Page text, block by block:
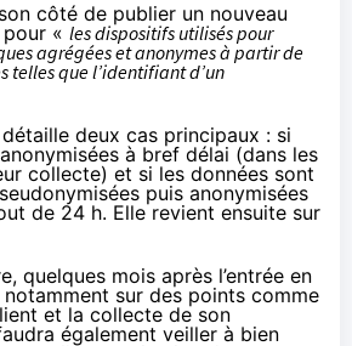
côté de publier un nouveau
« les dispositifs utilisés pour
agrégées et anonymes à partir de
telles que l’identifiant d’un
deux cas principaux : si
à bref délai (dans les
collecte) et si les données sont
puis anonymisées
de 24 h. Elle revient ensuite sur
quelques mois après l’entrée en
notamment sur des points comme
et la collecte de son
également veiller à bien